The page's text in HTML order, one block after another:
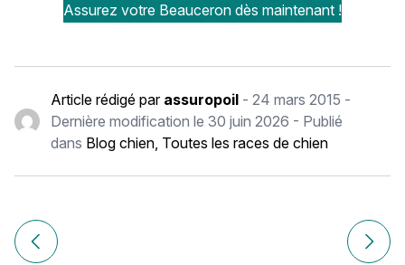
Assurez votre Beauceron dès maintenant !
Article rédigé par assuropoil -24 mars 2015 -
Dernière modification le30 juin 2026 - Publié
dans Blog chien, Toutes les races de chien
Navigation
de